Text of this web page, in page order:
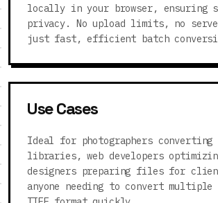
locally in your browser, ensuring
privacy. No upload limits, no
just fast, efficient batch
Use Cases
Ideal for photographers converting
libraries, web developers
designers preparing files for
anyone needing to convert